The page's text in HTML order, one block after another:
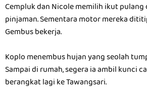
Cempluk dan Nicole memilih ikut
pinjaman. Sementara motor mereka
Gembus bekerja.
Koplo menembus hujan yang seolah
Sampai di rumah, segera ia ambil kunci
berangkat lagi ke Tawangsari.